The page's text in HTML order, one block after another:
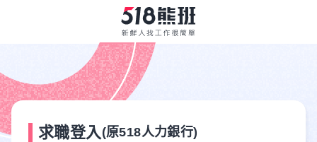
求職登入 (原518人力銀行)